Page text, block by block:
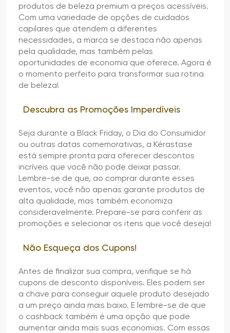
produtos de beleza premium a preços acessíveis.
Com uma variedade de opções de cuidados
capilares que atendem a diferentes
necessidades, a marca se destaca não apenas
pela qualidade, mas também pelas
oportunidades de economia que oferece. Agora é
o momento perfeito para transformar sua rotina
de beleza!
Descubra as Promoções Imperdíveis
Seja durante a Black Friday, o Dia do Consumidor
ou outras datas comemorativas, a Kérastase
está sempre pronta para oferecer descontos
incríveis que você não pode deixar passar.
Lembre-se de que, ao comprar durante esses
eventos, você não apenas garante produtos de
alta qualidade, mas também economiza
consideravelmente. Prepare-se para conferir as
promoções e selecionar os itens que você deseja!
Não Esqueça dos Cupons!
Antes de finalizar sua compra, verifique se há
cupons de desconto disponíveis. Eles podem ser
a chave para conseguir aquele produto desejado
a um preço ainda mais baixo. E lembre-se de que
o cashback também é uma opção que pode
aumentar ainda mais suas economias. Com essas